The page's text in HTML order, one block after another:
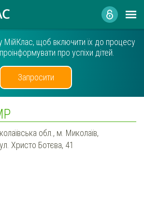
у МійКлас, щоб включити їх до процесу
про успіхи дітей.
Запросити
обл., м. Миколаїв,
Христо Ботєва, 41